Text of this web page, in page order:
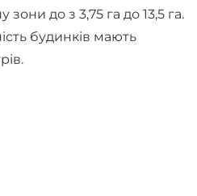
зони до з 3,75 га до 13,5 га.
будинків мають